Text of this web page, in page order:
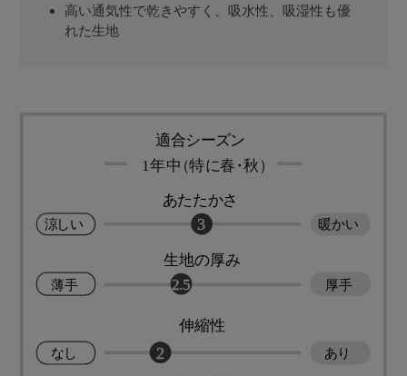
高い通気性で乾きやすく、吸水性、吸湿性も優
れた生地